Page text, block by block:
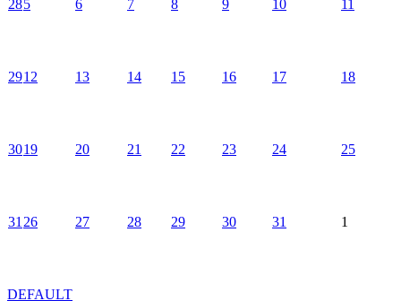
285 6 7 8 9 10 11
2912 13 14 15 16 17 18
3019 20 21 22 23 24 25
31 26 27 28 29 30 31 1
DEFAULT